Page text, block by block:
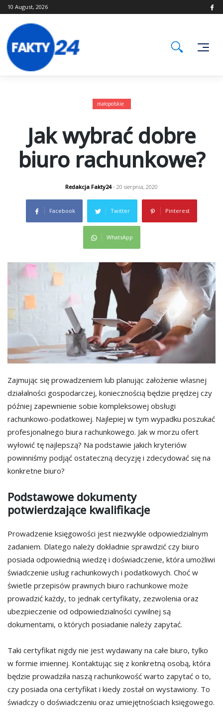
Skip
to
10 August, 2026
małopolskie
Jak wybrać dobre
biuro rachunkowe?
Redakcja Fakty24- 20 sierpnia, 2020
Facebook Twitter Pinterest
WhatsApp
Zajmując się prowadzeniem lub planując założenie własnej
działalności gospodarczej, koniecznością będzie prędzej czy
później zapewnienie sobie kompleksowej obsługi
rachunkowo-podatkowej. Najlepiej w tym wypadku poszukać
profesjonalnego biura rachunkowego. Jak w morzu ofert
wyłowić tę najlepszą? Na podstawie jakich kryteriów
powinniśmy podjąć ostateczną decyzję i zdecydować się na
konkretne biuro?
Podstawowe dokumenty
potwierdzające kwalifikacje
Prowadzenie księgowości jest niezwykle odpowiedzialnym
zadaniem. Dlatego należy dokładnie sprawdzić czy biuro
posiada odpowiednią wiedzę i doświadczenie, która umożliwi
świadczenie usług rachunkowych i podatkowych. Choć w
świetle przepisów prawnych biuro rachunkowe może
prowadzić każdy, to jednak certyfikaty, zezwolenia oraz
ubezpieczenie od odpowiedzialności cywilnej są
dokumentami, o których posiadanie należy zapytać.
Taki certyfikat nigdy nie jest wydawany na całe biuro, tylko
w formie imiennej. Kontaktując się z konkretną osobą, która
będzie prowadziła naszą rachunkowość warto zapytać o to,
czy posiada ona certyfikat i kiedy został on wystawiony. To
świadczy o doświadczeniu oraz umiejętnościach księgowego.